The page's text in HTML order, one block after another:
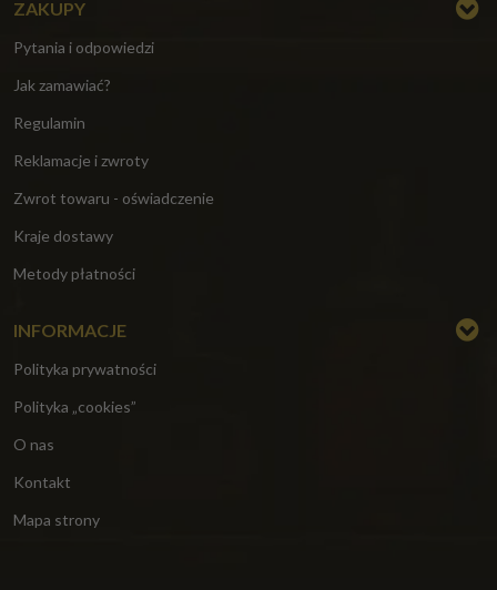
ZAKUPY
Pytania i odpowiedzi
Jak zamawiać?
Regulamin
Reklamacje i zwroty
Zwrot towaru - oświadczenie
Kraje dostawy
Metody płatności
INFORMACJE
Polityka prywatności
Polityka „cookies”
O nas
Kontakt
Mapa strony